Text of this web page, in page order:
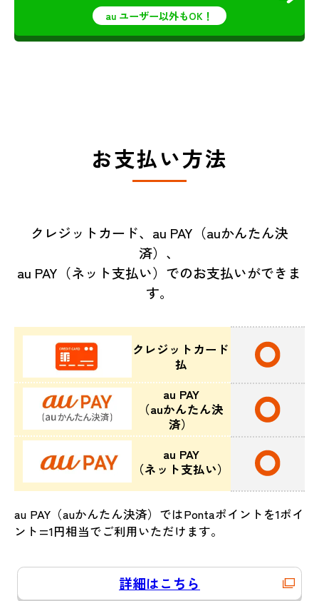
au ユーザー以外もOK！
お支払い方法
クレジットカード、au PAY（auかんたん決
済）、
au PAY（ネット支払い）でのお支払いができま
す。
クレジットカード
払
au PAY
（auかんたん決
済）
au PAY
（ネット支払い）
au PAY（auかんたん決済）ではPontaポイントを1ポイ
ント=1円相当でご利用いただけます。
詳細はこちら